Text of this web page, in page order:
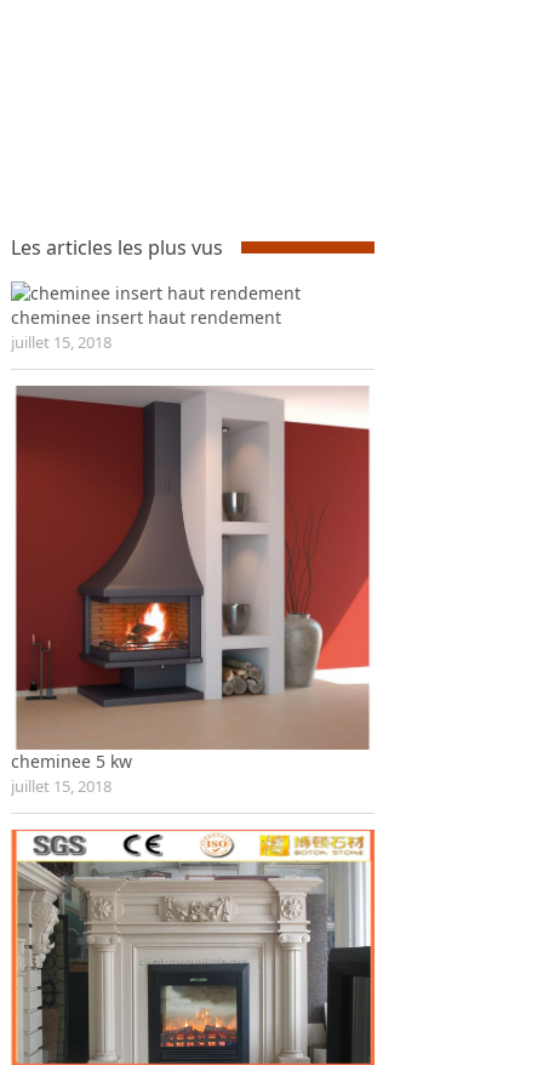
Les articles les plus vus
cheminee insert haut rendement
juillet 15, 2018
cheminee 5 kw
juillet 15, 2018